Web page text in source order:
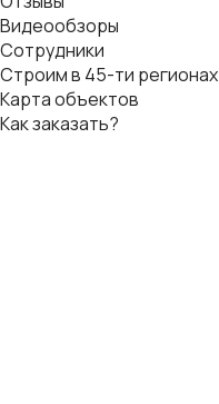
Видеообзоры
Сотрудники
Строим в 45-ти регионах
Карта объектов
Как заказать?